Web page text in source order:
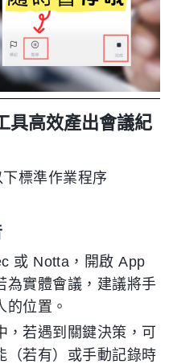
具高效產出會議紀
標準作業程序
或 Notta，開啟 App
為實體會議，建議將手
的位置。
，若遇到關鍵決策，可
（若有）或手動記錄時